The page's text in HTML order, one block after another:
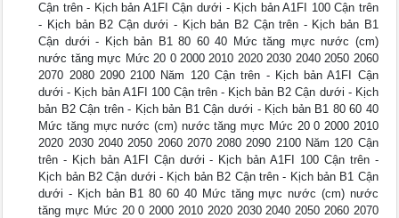
Cận trên - Kịch bản A1FI Cận dưới - Kịch bản A1FI 100 Cận trên
- Kịch bản B2 Cận dưới - Kịch bản B2 Cận trên - Kịch bản B1
Cận dưới - Kịch bản B1 80 60 40 Mức tăng mực nước (cm)
nước tăng mực Mức 20 0 2000 2010 2020 2030 2040 2050 2060
2070 2080 2090 2100 Năm 120 Cận trên - Kịch bản A1FI Cận
dưới - Kịch bản A1FI 100 Cận trên - Kịch bản B2 Cận dưới - Kịch
bản B2 Cận trên - Kịch bản B1 Cận dưới - Kịch bản B1 80 60 40
Mức tăng mực nước (cm) nước tăng mực Mức 20 0 2000 2010
2020 2030 2040 2050 2060 2070 2080 2090 2100 Năm 120 Cận
trên - Kịch bản A1FI Cận dưới - Kịch bản A1FI 100 Cận trên -
Kịch bản B2 Cận dưới - Kịch bản B2 Cận trên - Kịch bản B1 Cận
dưới - Kịch bản B1 80 60 40 Mức tăng mực nước (cm) nước
tăng mực Mức 20 0 2000 2010 2020 2030 2040 2050 2060 2070